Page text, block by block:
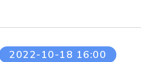
2022-10-18 16:00